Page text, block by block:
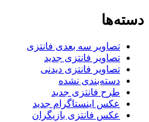
دسته‌ها
تصاویر سه بعدی فانتزی
تصاویر فانتزی جدید
تصاویر فانتزی دیدنی
دسته‌بندی نشده
طرح فانتزی جدید
عکس اینستاگرام جدید
عکس فانتزی بازیگران